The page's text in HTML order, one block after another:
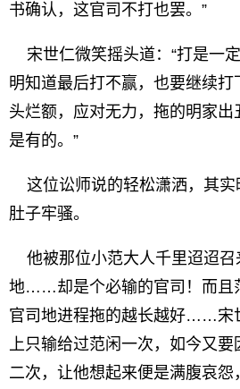
书确认，这官司不打也罢。”
宋世仁微笑摇头道：“打是一
明知道最后打不赢，也要继续打
头烂额，应对无力，拖的明家出
是有的。”
这位讼师说的轻松潇洒，其实
肚子牢骚。
他被那位小范大人千里迢迢召
地……却是个必输的官司！而且
官司地进程拖的越长越好……宋
上只输给过范闲一次，如今又要
二次，让他想起来便是满腹哀